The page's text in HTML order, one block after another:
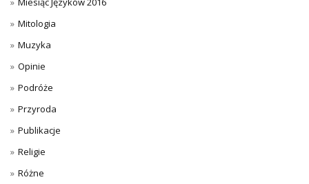
Mitologia
Muzyka
Opinie
Podróże
Przyroda
Publikacje
Religie
Różne